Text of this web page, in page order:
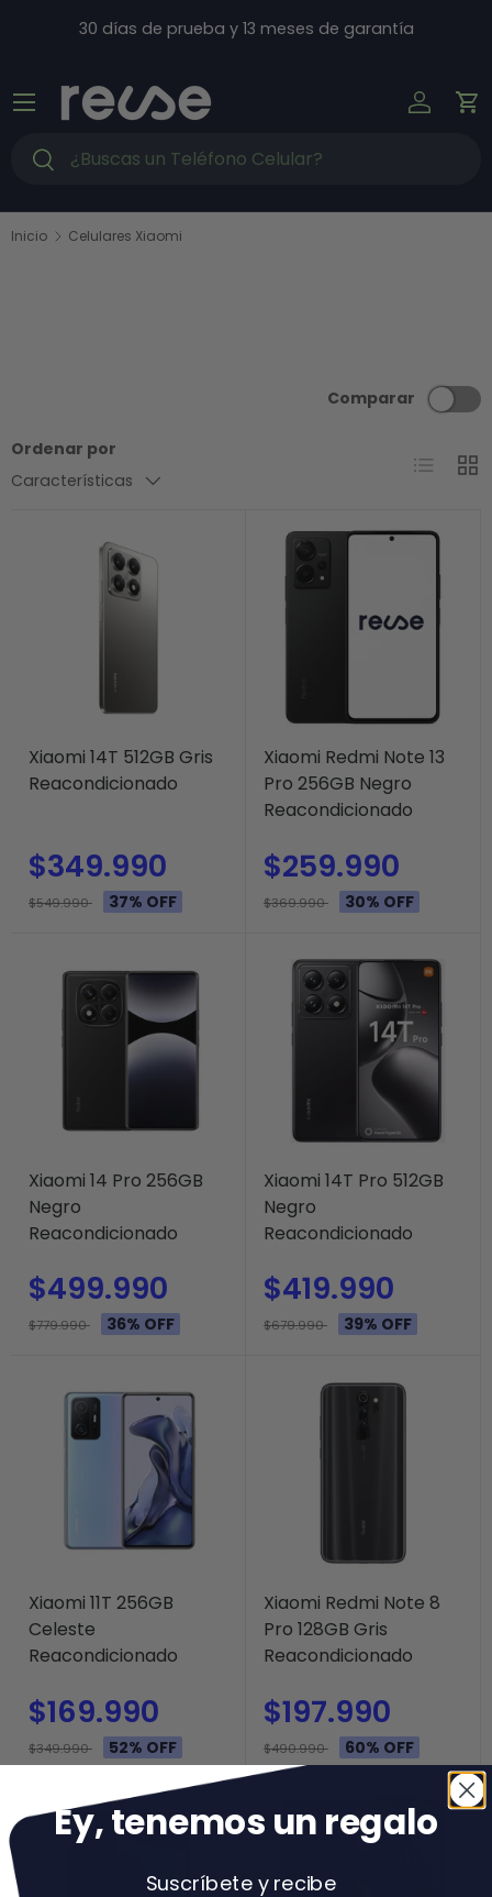
Ir al contenido
30 días de prueba y 13 meses de garantía
Buscar
Buscar
Iniciar
Menú
Inicio Celulares Xiaomi
Ordenar por
Características
Comparar
Lista
Xiaomi 14T 512GB Gris
Reacondicionado
$349.990
$549.990 37% OFF
Xiaomi Redmi Note 13
Pro 256GB Negro
Reacondicionado
$259.990
$369.990 30% OFF
Xiaomi 14 Pro 256GB
Negro
Reacondicionado
$499.990
$779.990 36% OFF
Xiaomi 14T Pro 512GB
Negro
Reacondicionado
$419.990
$679.990 39% OFF
Xiaomi 11T 256GB
Celeste
Reacondicionado
$169.990
$349.990 52% OFF
Xiaomi Redmi Note 8
Pro 128GB Gris
Reacondicionado
$197.990
$490.990 60% OFF
Ey, tenemos un regalo
Suscríbete y recibe